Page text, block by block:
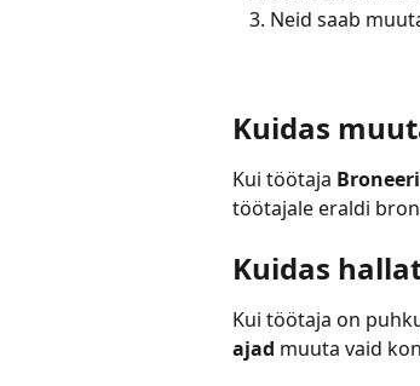
Neid saab
Kuidas
Kui töötaja
töötajale eraldi
Kuidas
Kui töötaja on
ajad muuta vaid